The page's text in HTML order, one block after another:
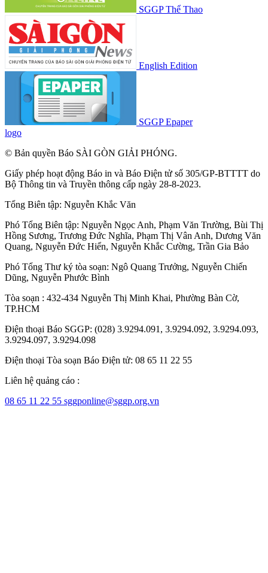
SGGP Thể Thao
English Edition
SGGP Epaper
logo
© Bản quyền Báo SÀI GÒN GIẢI PHÓNG.
Giấy phép hoạt động Báo in và Báo Điện tử số 305/GP-BTTTT do
Bộ Thông tin và Truyền thông cấp ngày 28-8-2023.
Tổng Biên tập: Nguyễn Khắc Văn
Phó Tổng Biên tập: Nguyễn Ngọc Anh, Phạm Văn Trường, Bùi Thị
Hồng Sương, Trương Đức Nghĩa, Phạm Thị Vân Anh, Dương Văn
Quang, Nguyễn Đức Hiển, Nguyễn Khắc Cường, Trần Gia Bảo
Phó Tổng Thư ký tòa soạn: Ngô Quang Trưởng, Nguyễn Chiến
Dũng, Nguyễn Phước Bình
Tòa soạn : 432-434 Nguyễn Thị Minh Khai, Phường Bàn Cờ,
TP.HCM
Điện thoại Báo SGGP: (028) 3.9294.091, 3.9294.092, 3.9294.093,
3.9294.097, 3.9294.098
Điện thoại Tòa soạn Báo Điện tử: 08 65 11 22 55
Liên hệ quảng cáo :
08 65 11 22 55 sggponline@sggp.org.vn